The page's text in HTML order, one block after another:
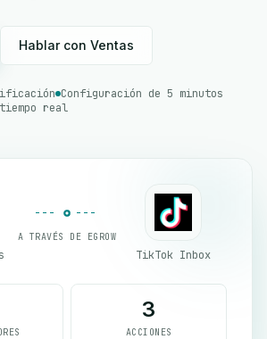
Hablar con Ventas
Configuración de 5 minutos
real
A TRAVÉS DE EGROW
TikTok Inbox
3
ACCIONES